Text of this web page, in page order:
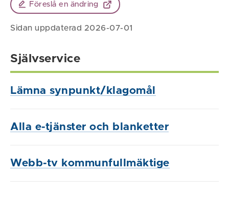
Föreslå en ändring
Sidan uppdaterad 2026-07-01
Självservice
Lämna synpunkt/klagomål
Alla e-tjänster och blanketter
Webb-tv kommunfullmäktige